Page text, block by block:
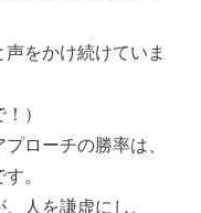
をかけ続けていま
）
ローチの勝率は、
。
人を謙虚にし、